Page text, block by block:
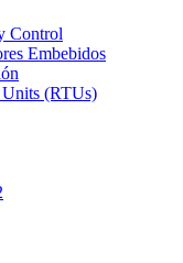
Control
Embebidos
(RTUs)